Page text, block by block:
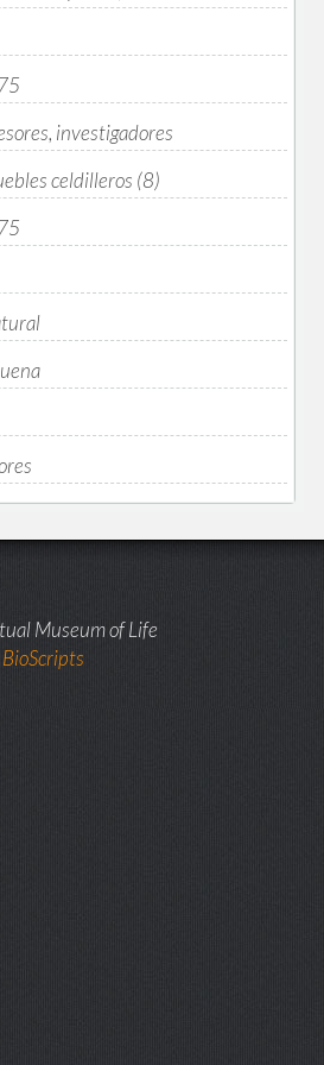
investigadores
celdilleros (8)
Museum of Life
BioScripts